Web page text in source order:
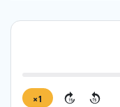
15
15
1×